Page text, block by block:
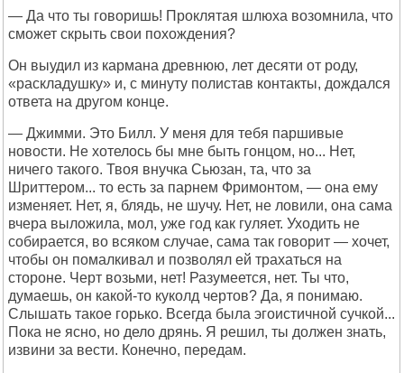
— Да что ты говоришь! Проклятая шлюха возомнила, что
сможет скрыть свои похождения?
Он выудил из кармана древнюю, лет десяти от роду,
«раскладушку» и, с минуту полистав контакты, дождался
ответа на другом конце.
— Джимми. Это Билл. У меня для тебя паршивые
новости. Не хотелось бы мне быть гонцом, но... Нет,
ничего такого. Твоя внучка Сьюзан, та, что за
Шриттером... то есть за парнем Фримонтом, — она ему
изменяет. Нет, я, блядь, не шучу. Нет, не ловили, она сама
вчера выложила, мол, уже год как гуляет. Уходить не
собирается, во всяком случае, сама так говорит — хочет,
чтобы он помалкивал и позволял ей трахаться на
стороне. Черт возьми, нет! Разумеется, нет. Ты что,
думаешь, он какой-то куколд чертов? Да, я понимаю.
Слышать такое горько. Всегда была эгоистичной сучкой...
Пока не ясно, но дело дрянь. Я решил, ты должен знать,
извини за вести. Конечно, передам.